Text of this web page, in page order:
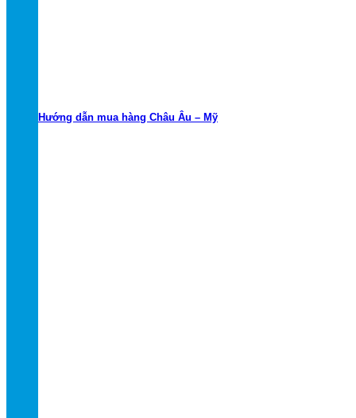
Hướng dẫn mua hàng Châu Âu – Mỹ